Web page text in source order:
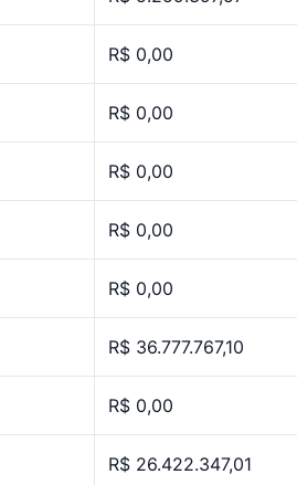
R$ 0,00
R$ 0,00
R$ 0,00
R$ 0,00
R$ 0,00
R$ 36.777.767,10
R$ 0,00
R$ 26.422.347,01